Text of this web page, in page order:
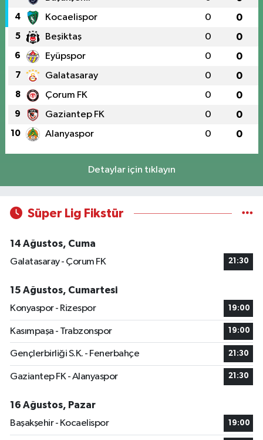
4 Kocaelispor 0 0
5 Beşiktaş 0 0
6 Eyüpspor 0 0
7 Galatasaray 0 0
8 Çorum FK 0 0
9 Gaziantep FK 0 0
10 Alanyaspor 0 0
Detaylar için tıklayın
Süper Lig Fikstür
14 Ağustos, Cuma
Galatasaray - Çorum FK
21:30
15 Ağustos, Cumartesi
Konyaspor - Rizespor
19:00
Kasımpaşa - Trabzonspor 19:00
Gençlerbirliği S.K. - Fenerbahçe 21:30
Gaziantep FK - Alanyaspor 21:30
16 Ağustos, Pazar
Başakşehir - Kocaelispor
19:00